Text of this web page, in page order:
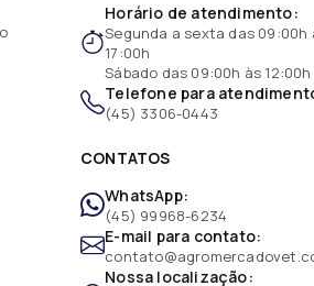
Horário de atendimento:
Segunda a sexta das 09:00h
17:00h
Sábado das 09:00h às 12:00h
Telefone para
(45) 3306-0443
CONTATOS
WhatsApp:
(45) 99968-6234
E-mail para contato:
Nossa localização: